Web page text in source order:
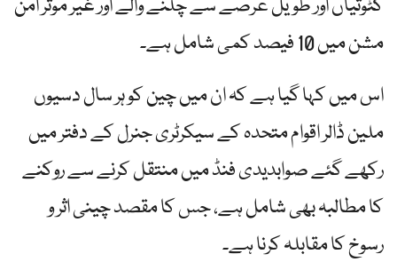
کٹوتیاں اور طویل عرصے سے چلنے والے اور غیر موثر امن
مشن میں 10 فیصد کمی شامل ہے۔
اس میں کہا گیا ہے کہ ان میں چین کو ہر سال دسیوں
ملین ڈالر اقوام متحدہ کے سیکرٹری جنرل کے دفتر میں
رکھے گئے صوابدیدی فنڈ میں منتقل کرنے سے روکنے
کا مطالبہ بھی شامل ہے، جس کا مقصد چینی اثر و
رسوخ کا مقابلہ کرنا ہے۔